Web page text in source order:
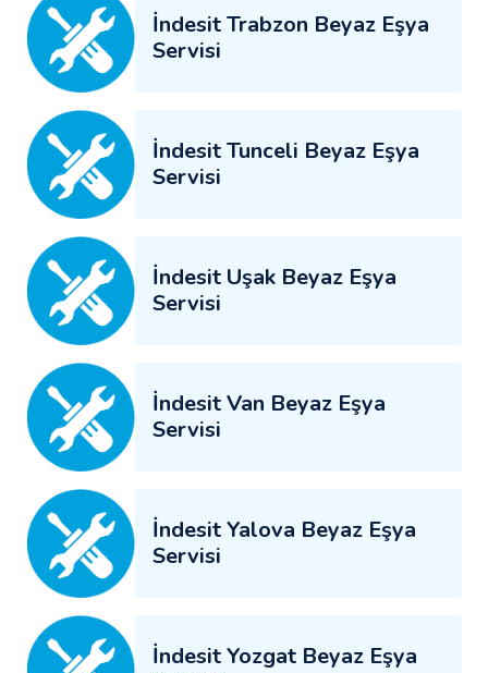
İndesit Trabzon Beyaz Eşya
Servisi
İndesit Tunceli Beyaz Eşya
Servisi
İndesit Uşak Beyaz Eşya
Servisi
İndesit Van Beyaz Eşya
Servisi
İndesit Yalova Beyaz Eşya
Servisi
İndesit Yozgat Beyaz Eşya